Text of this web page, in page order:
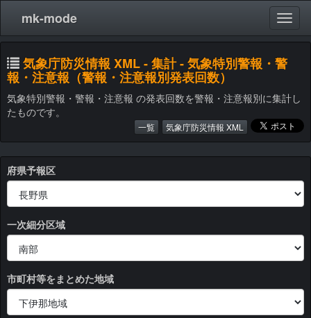
mk-mode
気象庁防災情報 XML - 集計 - 気象特別警報・警
報・注意報（警報・注意報別発表回数）
気象特別警報・警報・注意報 の発表回数を警報・注意報別に集計し
たものです。
一覧 気象庁防災情報 XML
府県予報区
一次細分区域
市町村等をまとめた地域